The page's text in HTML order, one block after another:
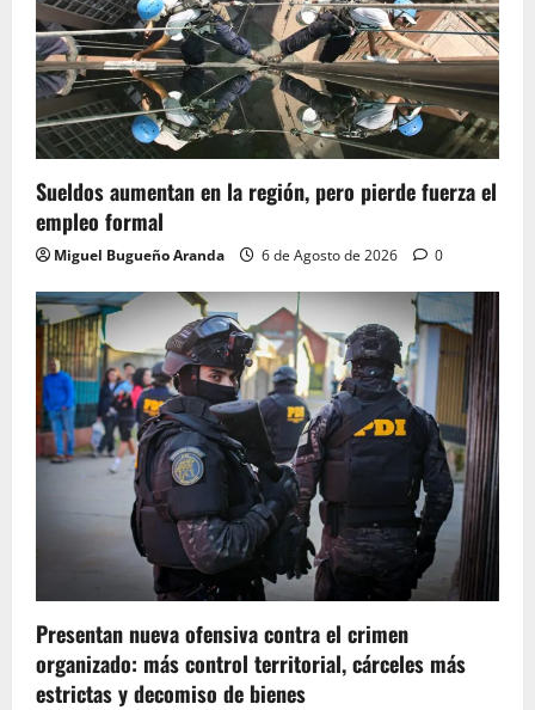
Sueldos aumentan en la región, pero pierde fuerza el
empleo formal
Miguel Bugueño Aranda 6 de Agosto de 2026 0
Presentan nueva ofensiva contra el crimen
organizado: más control territorial, cárceles más
estrictas y decomiso de bienes